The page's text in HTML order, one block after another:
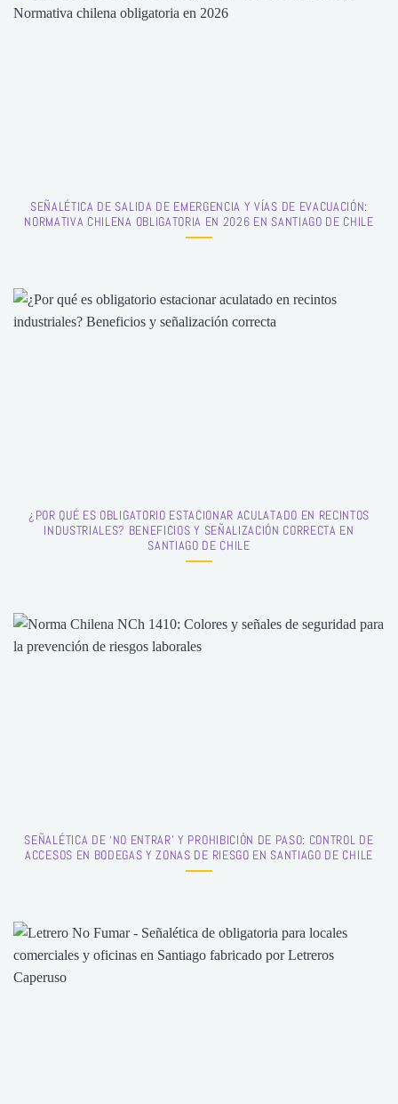
SEÑALÉTICA DE SALIDA DE EMERGENCIA Y VÍAS DE EVACUACIÓN:
NORMATIVA CHILENA OBLIGATORIA EN 2026 EN SANTIAGO DE CHILE
¿POR QUÉ ES OBLIGATORIO ESTACIONAR ACULATADO EN RECINTOS
INDUSTRIALES? BENEFICIOS Y SEÑALIZACIÓN CORRECTA EN
SANTIAGO DE CHILE
SEÑALÉTICA DE ‘NO ENTRAR’ Y PROHIBICIÓN DE PASO: CONTROL DE
ACCESOS EN BODEGAS Y ZONAS DE RIESGO EN SANTIAGO DE CHILE